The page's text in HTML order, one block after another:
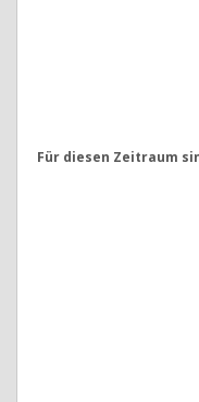
Für diesen Zeitraum